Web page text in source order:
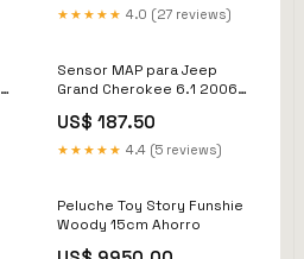
★★★★★ 4.0 (27 reviews)
Sensor MAP para Jeep
Grand Cherokee 6.1 2006
US$ 187.50
★★★★★ 4.4 (5 reviews)
Peluche Toy Story Funshie
Woody 15cm Ahorro